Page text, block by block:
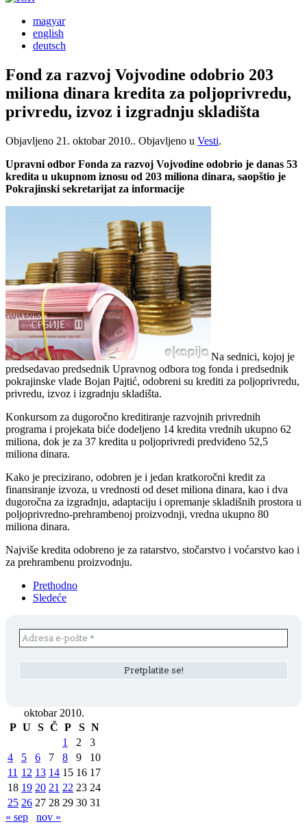
magyar
english
deutsch
Fond za razvoj Vojvodine odobrio 203
miliona dinara kredita za poljoprivredu,
privredu, izvoz i izgradnju skladišta
Objavljeno 21. oktobar 2010.. Objavljeno u Vesti.
Upravni odbor Fonda za razvoj Vojvodine odobrio je danas 53
kredita u ukupnom iznosu od 203 miliona dinara, saopštio je
Pokrajinski sekretarijat za informacije
Na sednici, kojoj je
predsedavao predsednik Upravnog odbora tog fonda i predsednik
pokrajinske vlade Bojan Pajtić, odobreni su krediti za poljoprivredu,
privredu, izvoz i izgradnju skladišta.
Konkursom za dugoročno kreditiranje razvojnih privrednih
programa i projekata biće dodeljeno 14 kredita vrednih ukupno 62
miliona, dok je za 37 kredita u poljoprivredi predviđeno 52,5
miliona dinara.
Kako je precizirano, odobren je i jedan kratkoročni kredit za
finansiranje izvoza, u vrednosti od deset miliona dinara, kao i dva
dugoročna za izgradnju, adaptaciju i opremanje skladišnih prostora u
poljoprivredno-prehrambenoj proizvodnji, vredna ukupno 80
miliona dinara.
Najviše kredita odobreno je za ratarstvo, stočarstvo i voćarstvo kao i
za prehrambenu proizvodnju.
Prethodno
Sledeće
oktobar 2010.
P U S Č P S N
1
2
3
4
5 6 7 8 9
10
11 12 13 14 15 16 17
18 19 20 21 22 23 24
25 26 27 28 29 30 31
« sep
nov »